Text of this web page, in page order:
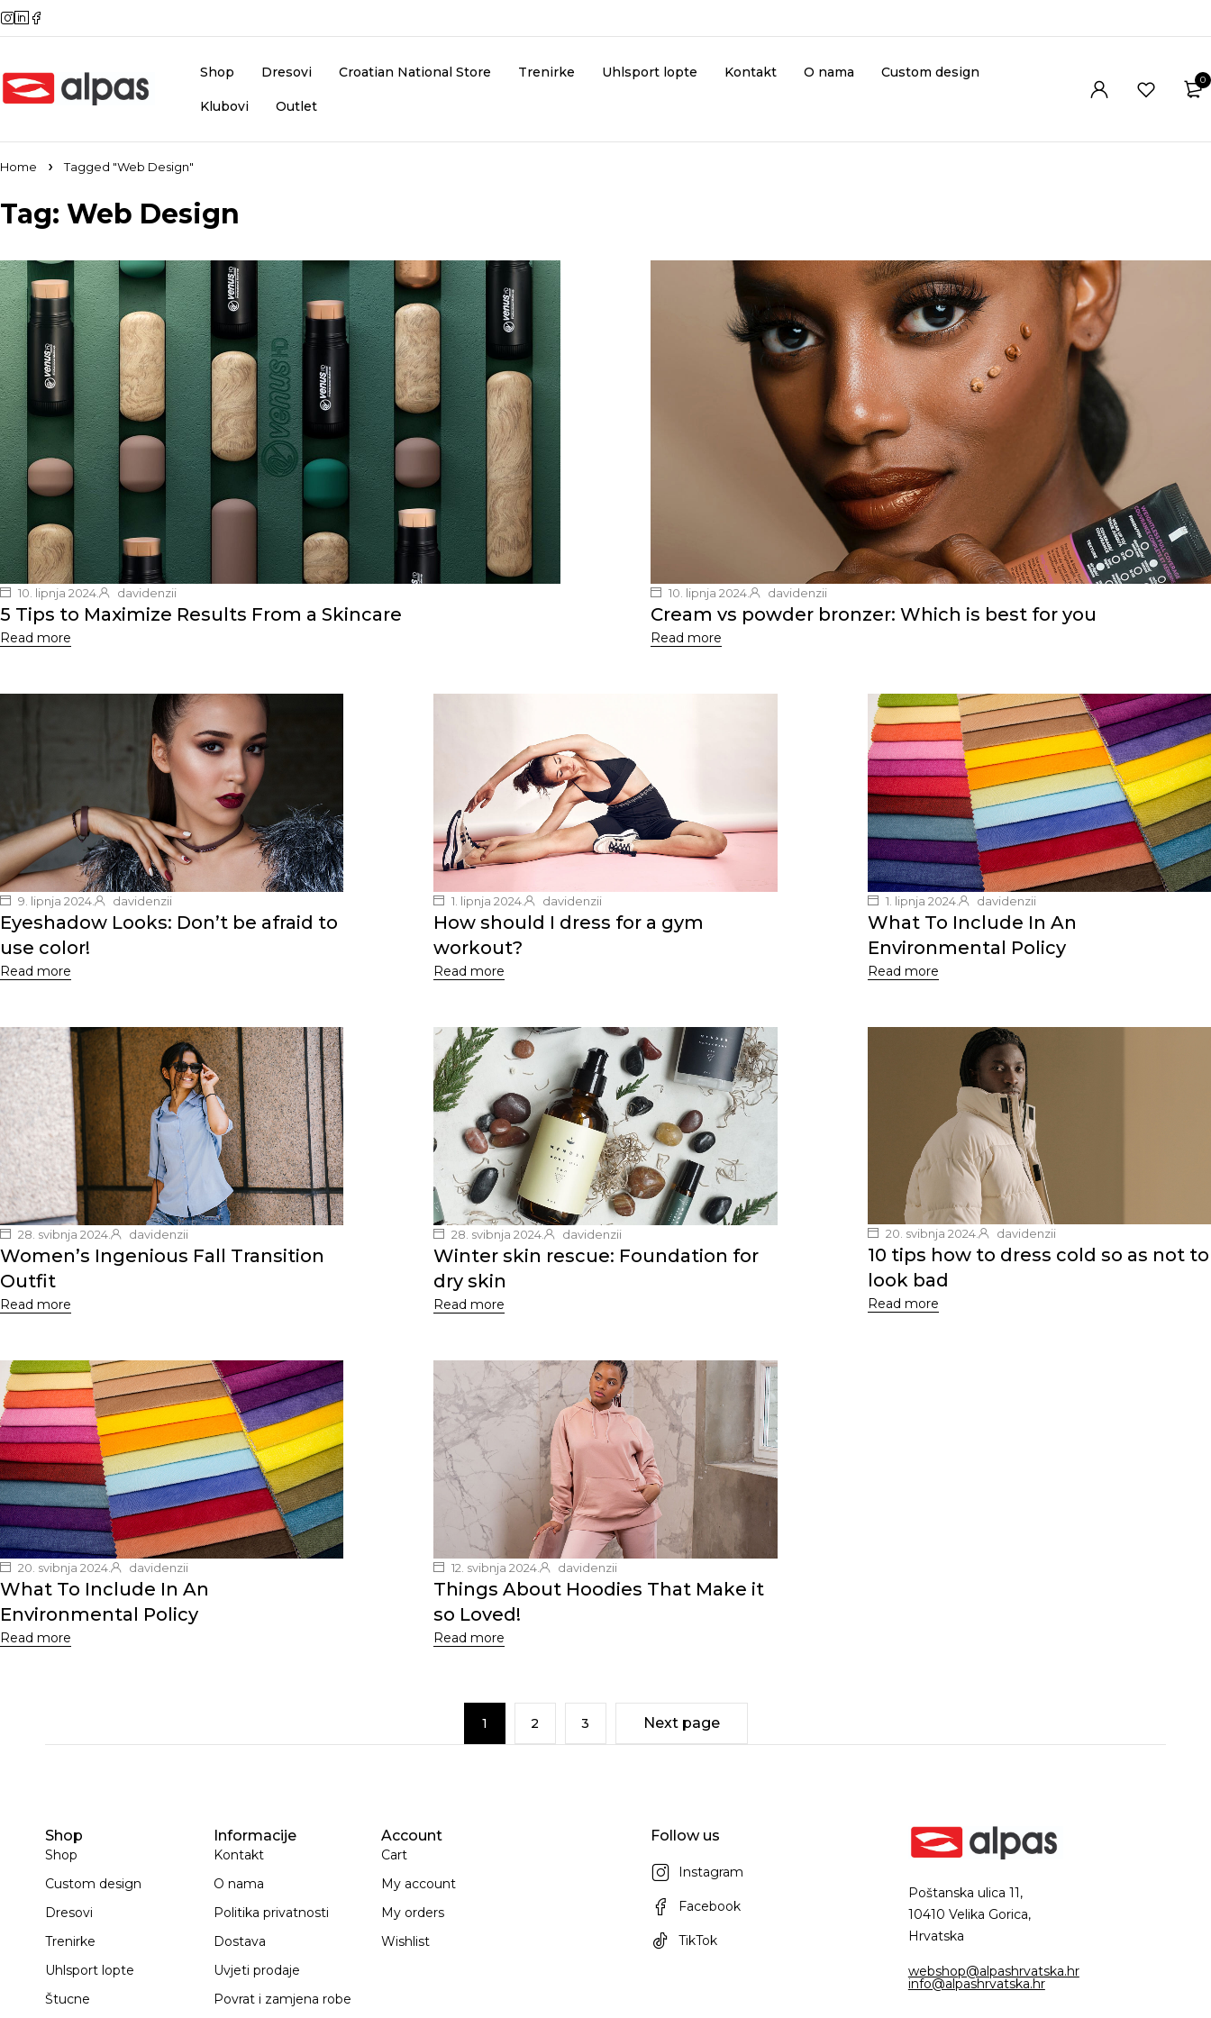
Shop Dresovi Croatian National Store Trenirke Uhlsport lopte Kontakt O nama Custom design
Klubovi Outlet
0
Home Tagged "Web Design"
Tag: Web Design
10. lipnja 2024. davidenzii
5 Tips to Maximize Results From a Skincare
Read more
10. lipnja 2024. davidenzii
Cream vs powder bronzer: Which is best for you
Read more
9. lipnja 2024. davidenzii
Eyeshadow Looks: Don’t be afraid to
use color!
Read more
1. lipnja 2024. davidenzii
How should I dress for a gym
workout?
Read more
1. lipnja 2024. davidenzii
What To Include In An
Environmental Policy
Read more
28. svibnja 2024. davidenzii
Women’s Ingenious Fall Transition
Outfit
Read more
28. svibnja 2024. davidenzii
Winter skin rescue: Foundation for
dry skin
Read more
20. svibnja 2024. davidenzii
10 tips how to dress cold so as not to
look bad
Read more
20. svibnja 2024. davidenzii
What To Include In An
Environmental Policy
Read more
12. svibnja 2024. davidenzii
Things About Hoodies That Make it
so Loved!
Read more
1 2 3 Next page
Shop
Shop
Custom design
Dresovi
Trenirke
Uhlsport lopte
Štucne
Informacije
Kontakt
O nama
Politika privatnosti
Dostava
Uvjeti prodaje
Povrat i zamjena robe
Account
Cart
My account
My orders
Wishlist
Follow us
Instagram
Facebook
TikTok
Poštanska ulica 11,
10410 Velika Gorica,
Hrvatska
webshop@alpashrvatska.hr
info@alpashrvatska.hr